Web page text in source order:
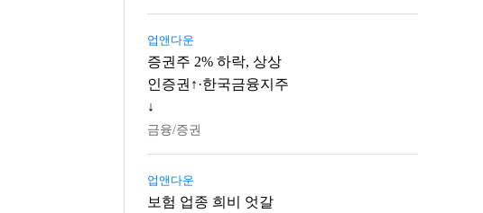
업앤다운
증권주 2% 하락, 상상
인증권↑·한국금융지주
↓
금융/증권
업앤다운
보험 업종 희비 엇갈